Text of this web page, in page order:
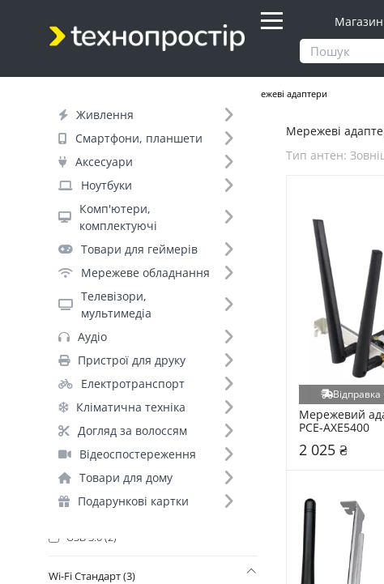
Живлення
Смартфони, планшети
Аксесуари
Ноутбуки
Комп'ютери,
комплектуючі
Товари для геймерів
Мережеве обладнання
Телевізори,
мультимедіа
Аудіо
Пристрої для друку
Електротранспорт
Кліматична техніка
Догляд за волоссям
Відеоспостереження
Товари для дому
Подарункові картки
Мережеві адаптери
Фільтр
Днів до відправки (5)
Бренд (5)
TP-Link (8)
Asus (2)
Geotex (2)
Mercusys (2)
Dynamode (1)
Тип адаптера (1)
Wi-Fi (15)
Інтерфейс підключення (3)
USB 2.0 (9)
USB 3.0 (2)
Wi-Fi Стандарт (3)
Мережеві
Тип антен:
Відправка
Мережевий
PCE-AXE5400
2 025 ₴